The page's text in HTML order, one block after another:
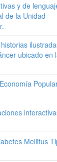
y de
de la Unidad
ubicado en
Mellitus